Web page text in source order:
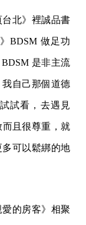
北》裡誠品書
BDSM 做足功
是非主流
自己那個道德
試看，去遇見
且很尊重，就
可以鬆綁的地
的房客》相聚